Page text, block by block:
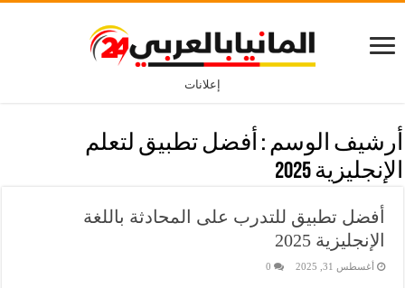
إعلانات
أرشيف الوسم : أفضل تطبيق لتعلم
الإنجليزية 2025
أفضل تطبيق للتدرب على المحادثة باللغة
الإنجليزية 2025
أغسطس 31, 2025 0